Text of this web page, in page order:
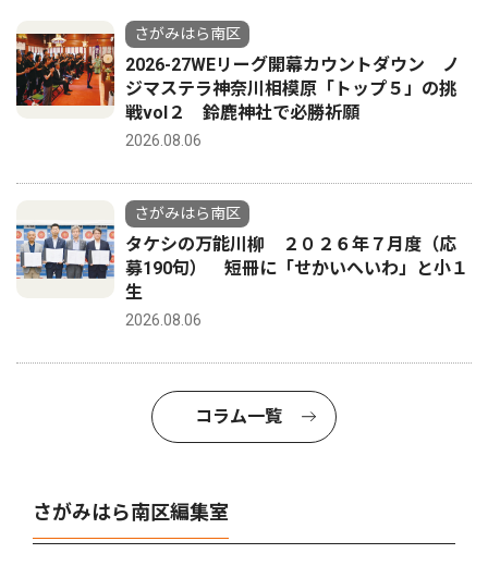
さがみはら南区
2026-27WEリーグ開幕カウントダウン ノ
ジマステラ神奈川相模原「トップ５」の挑
戦vol２ 鈴鹿神社で必勝祈願
2026.08.06
さがみはら南区
タケシの万能川柳 ２０２６年７月度（応
募190句） 短冊に「せかいへいわ」と小１
生
2026.08.06
コラム一覧
さがみはら南区編集室